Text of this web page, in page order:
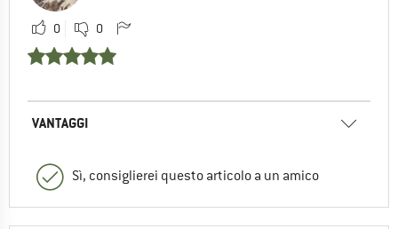
0 0
VANTAGGI
Sì, consiglierei questo articolo a un amico